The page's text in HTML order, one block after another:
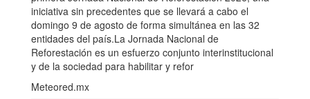
iniciativa sin precedentes que se llevará a cabo el
domingo 9 de agosto de forma simultánea en las 32
entidades del país.La Jornada Nacional de
Reforestación es un esfuerzo conjunto interinstitucional
y de la sociedad para habilitar y refor
Meteored.mx